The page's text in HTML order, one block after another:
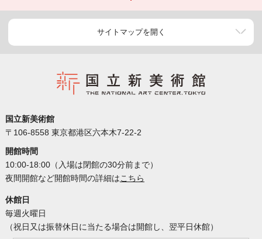
サイトマップを開く
国立新美術館
〒106-8558 東京都港区六本木7-22-2
開館時間
10:00-18:00（入場は閉館の30分前まで）
夜間開館など開館時間の詳細はこちら
休館日
毎週火曜日
（祝日又は振替休日に当たる場合は開館し、翌平日休館）